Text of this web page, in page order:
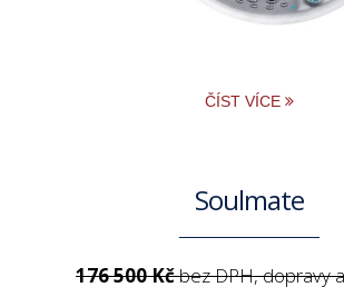
ČÍST VÍCE
Soulmate
176 500 Kčbez DPH, dopravy